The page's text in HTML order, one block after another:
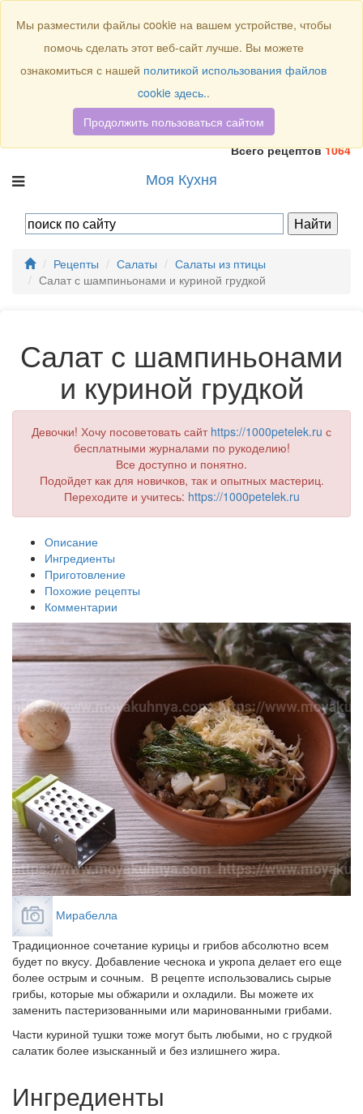
Всего рецептов1064
Моя Кухня
Рецепты Салаты
Салаты из птицы
Салат с шампиньонами и куриной грудкой
Салат с шампиньонами
и куриной грудкой
Девочки! Хочу посоветовать сайт https://1000petelek.ru с
бесплатными журналами по рукоделию!
Все доступно и понятно.
Подойдет как для новичков, так и опытных мастериц.
Переходите и учитесь: https://1000petelek.ru
Описание
Ингредиенты
Приготовление
Похожие рецепты
Комментарии
Мирабелла
Традиционное сочетание курицы и грибов абсолютно всем
будет по вкусу. Добавление чеснока и укропа делает его еще
более острым и сочным. В рецепте использовались сырые
грибы, которые мы обжарили и охладили. Вы можете их
заменить пастеризованными или маринованными грибами.
Части куриной тушки тоже могут быть любыми, но с грудкой
салатик более изысканный и без излишнего жира.
Ингредиенты
Мы разместили файлы cookie на вашем устройстве, чтобы
помочь сделать этот веб-сайт лучше. Вы можете
ознакомиться с нашей политикой использования файлов
cookie здесь..
Продолжить пользоваться сайтом